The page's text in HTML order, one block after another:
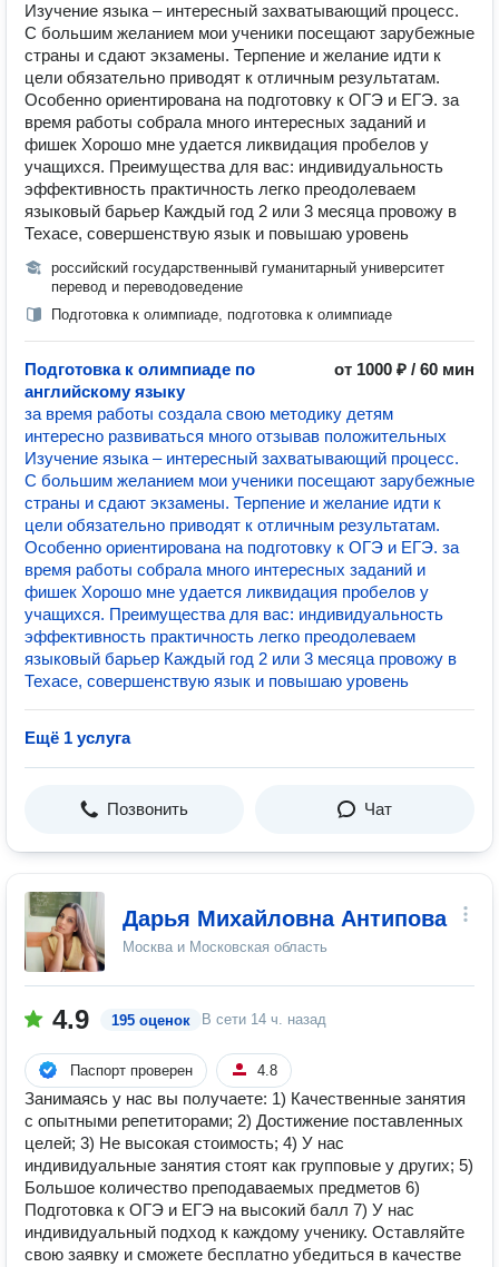
Изучение языка – интересный захватывающий процесс.
С большим желанием мои ученики посещают зарубежные
страны и сдают экзамены. Терпение и желание идти к
цели обязательно приводят к отличным результатам.
Особенно ориентирована на подготовку к ОГЭ и ЕГЭ. за
время работы собрала много интересных заданий и
фишек Хорошо мне удается ликвидация пробелов у
учащихся. Преимущества для вас: индивидуальность
эффективность практичность легко преодолеваем
языковый барьер Каждый год 2 или 3 месяца провожу в
Техасе, совершенствую язык и повышаю уровень
российский государственнывй гуманитарный университет
перевод и переводоведение
Подготовка к олимпиаде, подготовка к олимпиаде
Подготовка к олимпиаде по
английскому языку
от 1000 ₽ / 60 мин
за время работы создала свою методику детям
интересно развиваться много отзывав положительных
Изучение языка – интересный захватывающий процесс.
С большим желанием мои ученики посещают зарубежные
страны и сдают экзамены. Терпение и желание идти к
цели обязательно приводят к отличным результатам.
Особенно ориентирована на подготовку к ОГЭ и ЕГЭ. за
время работы собрала много интересных заданий и
фишек Хорошо мне удается ликвидация пробелов у
учащихся. Преимущества для вас: индивидуальность
эффективность практичность легко преодолеваем
языковый барьер Каждый год 2 или 3 месяца провожу в
Техасе, совершенствую язык и повышаю уровень
Ещё 1 услуга
Позвонить Чат
Дарья Михайловна Антипова
Москва и Московская область
4.9 195 оценок В сети 14 ч. назад
Паспорт проверен 4.8
Занимаясь у нас вы получаете: 1) Качественные занятия
с опытными репетиторами; 2) Достижение поставленных
целей; 3) Не высокая стоимость; 4) У нас
индивидуальные занятия стоят как групповые у других; 5)
Большое количество преподаваемых предметов 6)
Подготовка к ОГЭ и ЕГЭ на высокий балл 7) У нас
индивидуальный подход к каждому ученику. Оставляйте
свою заявку и сможете бесплатно убедиться в качестве